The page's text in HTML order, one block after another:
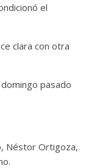
el
clara con otra
pasado
Néstor Ortigoza,